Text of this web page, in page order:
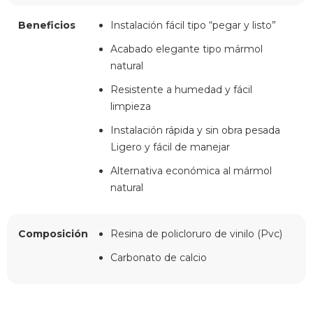
Beneficios
Instalación fácil tipo “pegar y listo”
Acabado elegante tipo mármol
natural
Resistente a humedad y fácil
limpieza
Instalación rápida y sin obra pesada
Ligero y fácil de manejar
Alternativa económica al mármol
natural
Composición
Resina de policloruro de vinilo (Pvc)
Carbonato de calcio